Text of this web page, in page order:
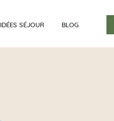
IDÉES SÉJOUR BLOG